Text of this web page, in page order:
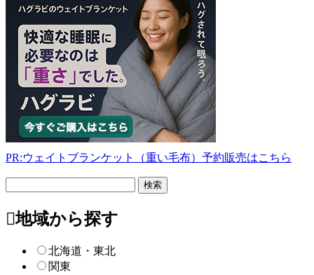
PR:ウェイトブランケット（重い毛布）予約販売はこちら
ー
検地域から探す
北海道・東北
関東